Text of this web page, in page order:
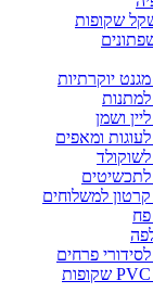
שקופות
יוקרתיות
ושמן
ומאפים
למשלוחים
פרחים